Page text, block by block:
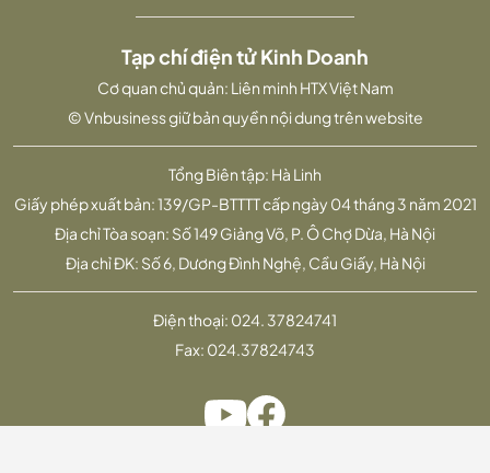
Tổng Biên tập: Hà Linh
Giấy phép xuất bản: 139/GP-BTTTT cấp ngày 04 tháng 3 năm 2021
Địa chỉ Tòa soạn: Số 149 Giảng Võ, P. Ô Chợ Dừa, Hà Nội
Địa chỉ ĐK: Số 6, Dương Đình Nghệ, Cầu Giấy, Hà Nội
Tạp chí điện tử Kinh Doanh
Cơ quan chủ quản: Liên minh HTX Việt Nam
© Vnbusiness giữ bản quyền nội dung trên website
Điện thoại: 024. 37824741
Fax: 024.37824743